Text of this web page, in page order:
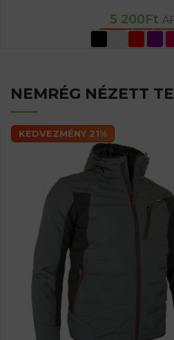
5 200Ft
OPCIÓK
NEMRÉG NÉZETT
KEDVEZMÉNY 21%